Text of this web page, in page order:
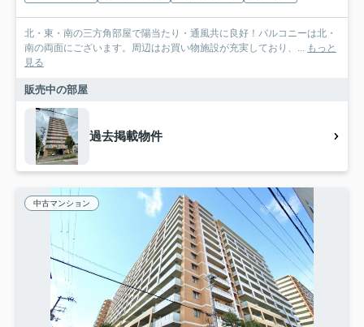
北・東・南の三方角部屋で陽当たり・通風共に良好！バルコニーは北・
南の両面にございます。周辺はお買い物施設が充実しており、... もっと
見る
販売中の部屋
過去掲載物件
中古マンション